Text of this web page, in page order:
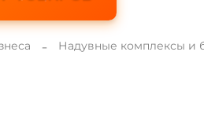
Надувные комплексы и